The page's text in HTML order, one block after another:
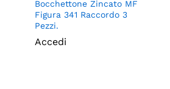
Bocchettone Zincato MF
Figura 341 Raccordo 3
Pezzi.
Accedi